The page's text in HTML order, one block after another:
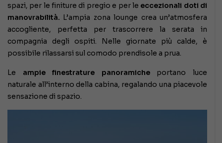
spazi, per le finiture di pregio e per le eccezionali doti di
manovrabilità. L’ampia zona lounge crea un’atmosfera
accogliente, perfetta per trascorrere la serata in
compagnia degli ospiti. Nelle giornate più calde, è
possibile rilassarsi sul comodo prendisole a prua.
Le ampie finestrature panoramicheportano luce
naturale all’interno della cabina, regalando una piacevole
sensazione di spazio.